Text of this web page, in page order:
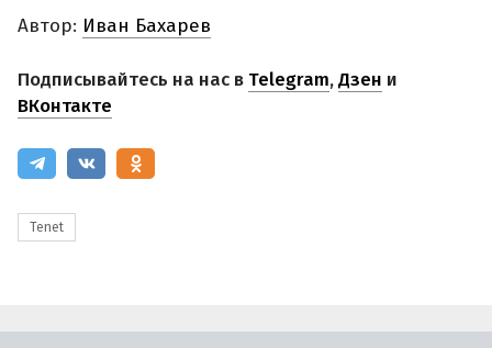
Автор: Иван Бахарев
Подписывайтесь на нас в Telegram,Дзен и
ВКонтакте
Tenet